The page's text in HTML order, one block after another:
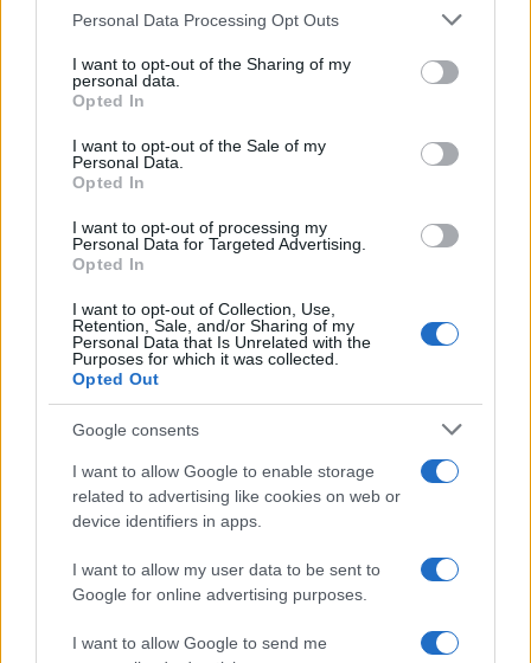
Please note that this website/app uses one or more Google
not limited to your visit or usage behaviour. You may click to
grant or deny consent to Google and its third-party tags to
use your data for below specified purposes in below Google
consent section.
Personal Data Processing Opt Outs
I want to opt-out of the Sharing of my
personal data.
Opted In
I want to opt-out of the Sale of my
Personal Data.
Opted In
I want to opt-out of processing my
Personal Data for Targeted Advertising.
Opted In
I want to opt-out of Collection, Use,
Retention, Sale, and/or Sharing of my
Personal Data that Is Unrelated with the
Purposes for which it was collected.
Opted Out
Google consents
I want to allow Google to enable storage
related to advertising like cookies on web or
device identifiers in apps.
I want to allow my user data to be sent to
Google for online advertising purposes.
I want to allow Google to send me
Meteo Olbia 9 agosto, temperature in calo
va avanti: “Sicilia, ci sono”
Jovanotti, Gabry Ponte e Alfa: Olbia ombelico del
mondo per una notte
Giorgia Meloni a La Maddalena, la vicesindaco:
“Orgoglio e discrezione per visita privata̶…
Incendio nella notte a Olbia, a fuoco due furgoni
A fuoco un deposito con bombole, intervento dei
Maddalena, incendio a Monti d’à rena